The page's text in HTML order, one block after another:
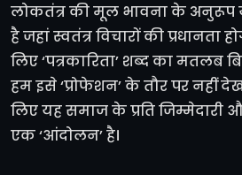
लोकतंत्र की मूल भावना के अनुरूप
है जहां स्वतंत्र विचारों की प्रधानता
लिए ‘पत्रकारिता’ शब्द का मतलब
हम इसे ‘प्रोफेशन’ के तौर पर नहीं
लिए यह समाज के प्रति जिम्मेदारी
एक ‘आंदोलन’ है।